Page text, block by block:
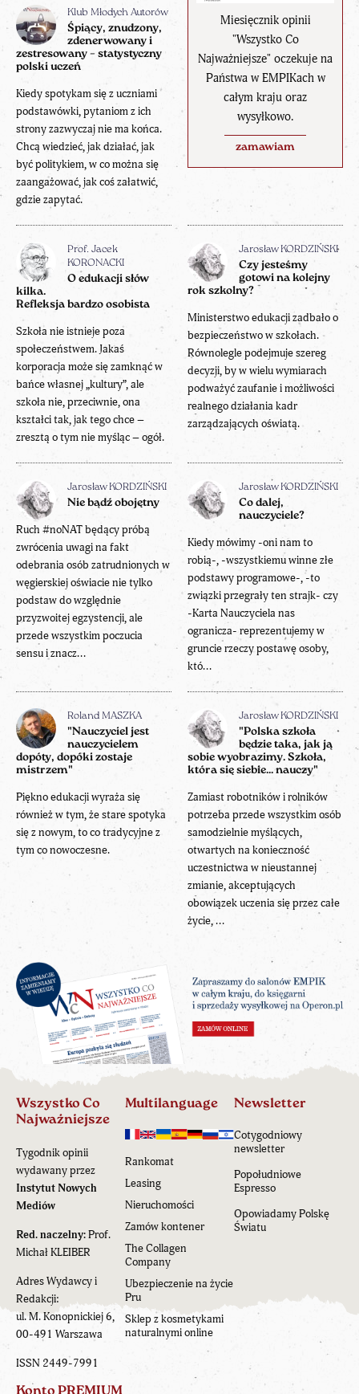
Miesięcznik opinii
"Wszystko Co
Najważniejsze" oczekuje na
Państwa w EMPIKach w
całym kraju oraz
wysyłkowo.
zamawiam
Klub Młodych Autorów
Śpiący, znudzony,
zdenerwowany i
zestresowany – statystyczny
polski uczeń
Kiedy spotykam się z uczniami
podstawówki, pytaniom z ich
strony zazwyczaj nie ma końca.
Chcą wiedzieć, jak działać, jak
być politykiem, w co można się
zaangażować, jak coś załatwić,
gdzie zapytać.
Prof. Jacek
KORONACKI
O edukacji słów
kilka.
Refleksja bardzo osobista
Szkoła nie istnieje poza
społeczeństwem. Jakaś
korporacja może się zamknąć w
bańce własnej „kultury”, ale
szkoła nie, przeciwnie, ona
kształci tak, jak tego chce –
zresztą o tym nie myśląc – ogół.
Jarosław KORDZIŃSKI
Czy jesteśmy
gotowi na kolejny
rok szkolny?
Ministerstwo edukacji zadbało o
bezpieczeństwo w szkołach.
Równolegle podejmuje szereg
decyzji, by w wielu wymiarach
podważyć zaufanie i możliwości
realnego działania kadr
zarządzających oświatą.
Jarosław KORDZIŃSKI
Nie bądź obojętny
Ruch #noNAT będący próbą
zwrócenia uwagi na fakt
odebrania osób zatrudnionych w
węgierskiej oświacie nie tylko
podstaw do względnie
przyzwoitej egzystencji, ale
przede wszystkim poczucia
sensu i znacz...
Jarosław KORDZIŃSKI
Co dalej,
nauczyciele?
Kiedy mówimy -oni nam to
robią-, -wszystkiemu winne złe
podstawy programowe-, -to
związki przegrały ten strajk- czy
-Karta Nauczyciela nas
ogranicza- reprezentujemy w
gruncie rzeczy postawę osoby,
któ...
Roland MASZKA
"Nauczyciel jest
nauczycielem
dopóty, dopóki zostaje
mistrzem"
Piękno edukacji wyraża się
również w tym, że stare spotyka
się z nowym, to co tradycyjne z
tym co nowoczesne.
Jarosław KORDZIŃSKI
"Polska szkoła
będzie taka, jak ją
sobie wyobrazimy. Szkoła,
która się siebie... nauczy"
Zamiast robotników i rolników
potrzeba przede wszystkim osób
samodzielnie myślących,
otwartych na konieczność
uczestnictwa w nieustannej
zmianie, akceptujących
obowiązek uczenia się przez całe
życie, ...
Wszystko Co
Najważniejsze
Tygodnik opinii
wydawany przez
Instytut Nowych
Mediów
Red. naczelny:Prof.
Michał KLEIBER
Adres Wydawcy i
Redakcji:
ul. M. Konopnickiej 6,
00-491 Warszawa
ISSN 2449-7991
Multilanguage
Rankomat
Leasing
Nieruchomości
Zamów kontener
The Collagen
Company
Ubezpieczenie na życie
Pru
Sklep z kosmetykami
naturalnymi online
Newsletter
Cotygodniowy
newsletter
Popołudniowe
Espresso
Opowiadamy Polskę
Światu